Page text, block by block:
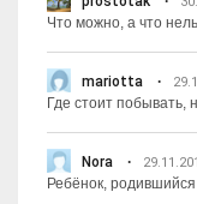
Что можно, а что
mariotta
Где стоит побывать,
Nora
Ребёнок,